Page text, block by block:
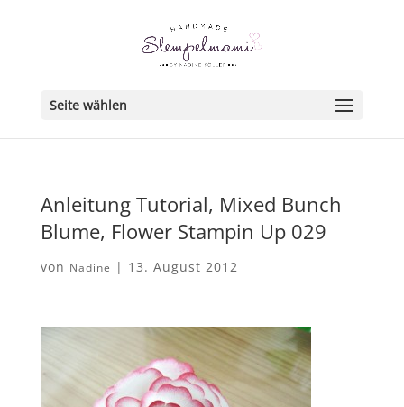
Seite wählen
Anleitung Tutorial, Mixed Bunch
Blume, Flower Stampin Up 029
von Nadine | 13. August 2012